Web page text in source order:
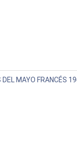
DEL MAYO FRANCÉS